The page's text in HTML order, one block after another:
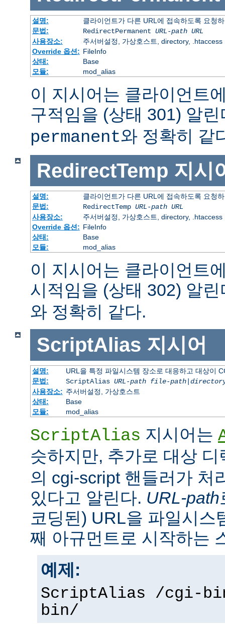
설명:
클라이언트가 다른 URL에 접속하도록 요청
문법:
RedirectPermanent URL-path URL
사용장소:
주서버설정, 가상호스트, directory, .htaccess
Override 옵션: FileInfo
상태:
Base
모듈:
mod_alias
이 지시어는 클라이언트
구적임을 (상태 301) 알
permanent와 정확히 같
RedirectTemp 지시
설명:
클라이언트가 다른 URL에 접속하도록 요청
문법:
RedirectTemp URL-path URL
사용장소:
주서버설정, 가상호스트, directory, .htaccess
Override 옵션: FileInfo
상태:
Base
모듈:
mod_alias
이 지시어는 클라이언트
시적임을 (상태 302) 알
와 정확히 같다.
ScriptAlias 지시어
설명:
URL을 특정 파일시스템 장소로 대응하고 대상이
문법:
ScriptAlias URL-path file-path|
사용장소: 주서버설정, 가상호스트
상태:
Base
모듈:
mod_alias
ScriptAlias 지시어는
슷하지만, 추가로 대상
의 cgi-script 핸들러가 처
있다고 알린다. URL-path
코딩된) URL을 파일시스
째 아규먼트로 시작하는
예제:
ScriptAlias /cgi-
bin/